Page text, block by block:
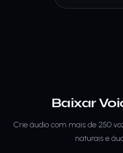
Baixar
Crie áudio com mais de 250
naturais e